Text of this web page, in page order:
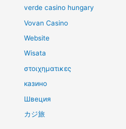
verde casino hungary
Vovan Casino
Website
Wisata
στοιχηματικες
казино
Швеция
カジ旅